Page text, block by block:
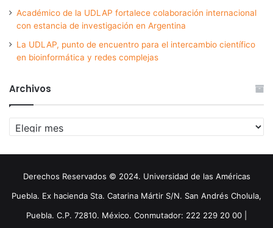
Académico de la UDLAP fortalece colaboración internacional
con estancia de investigación en Argentina
La UDLAP, punto de encuentro para el intercambio científico
en bioinformática y redes complejas
Archivos
Archivos
Derechos Reservados © 2024. Universidad de las Américas
Puebla. Ex hacienda Sta. Catarina Mártir S/N. San Andrés Cholula,
Puebla. C.P. 72810. México. Conmutador: 222 229 20 00 |